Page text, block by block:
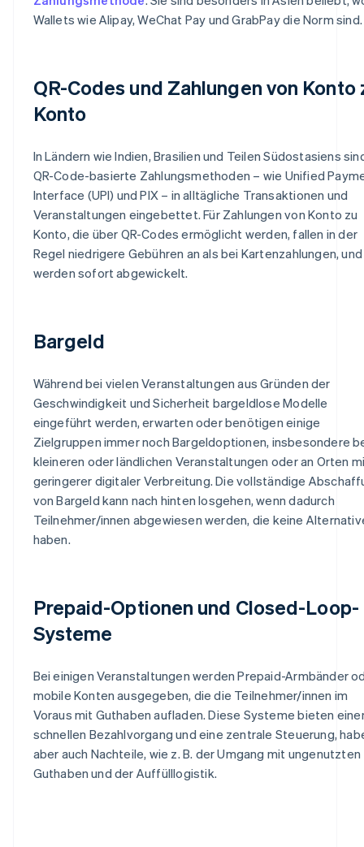
Wallets wie Alipay, WeChat Pay und GrabPay die Norm sind.
QR-Codes und Zahlungen von Konto
Konto
In Ländern wie Indien, Brasilien und Teilen Südostasiens
QR-Code-basierte Zahlungsmethoden – wie Unified
Interface (UPI) und PIX – in alltägliche Transaktionen und
Veranstaltungen eingebettet. Für Zahlungen von Konto zu
Konto, die über QR-Codes ermöglicht werden, fallen in der
Regel niedrigere Gebühren an als bei Kartenzahlungen,
werden sofort abgewickelt.
Bargeld
Während bei vielen Veranstaltungen aus Gründen der
Geschwindigkeit und Sicherheit bargeldlose Modelle
eingeführt werden, erwarten oder benötigen einige
Zielgruppen immer noch Bargeldoptionen, insbesondere
kleineren oder ländlichen Veranstaltungen oder an Orten
geringerer digitaler Verbreitung. Die vollständige
von Bargeld kann nach hinten losgehen, wenn dadurch
Teilnehmer/innen abgewiesen werden, die keine
haben.
Prepaid-Optionen und Closed-Loop-
Systeme
Bei einigen Veranstaltungen werden Prepaid-Armbänder
mobile Konten ausgegeben, die die Teilnehmer/innen im
Voraus mit Guthaben aufladen. Diese Systeme bieten
schnellen Bezahlvorgang und eine zentrale Steuerung,
aber auch Nachteile, wie z. B. der Umgang mit ungenutzten
Guthaben und der Auffülllogistik.